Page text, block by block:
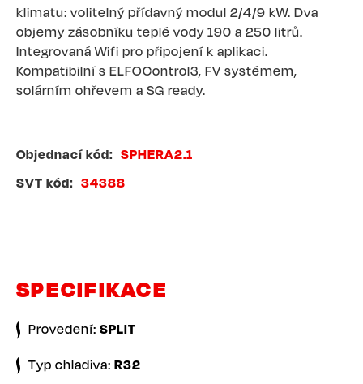
klimatu: volitelný přídavný modul 2/4/9 kW. Dva
objemy zásobníku teplé vody 190 a 250 litrů.
Integrovaná Wifi pro připojení k aplikaci.
Kompatibilní s ELFOControl3, FV systémem,
solárním ohřevem a SG ready.
Objednací kód
SPHERA2.1
SVT kód
34388
SPECIFIKACE
Provedení: SPLIT
Typ chladiva: R32